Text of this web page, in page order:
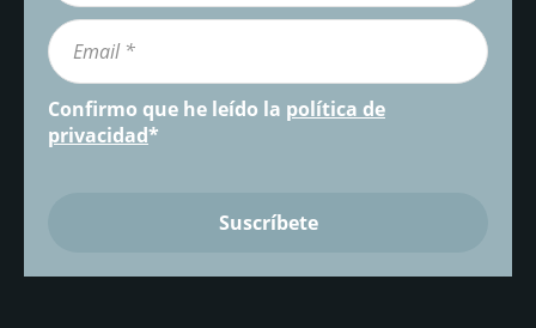
Confirmo que he leído la política de
privacidad*